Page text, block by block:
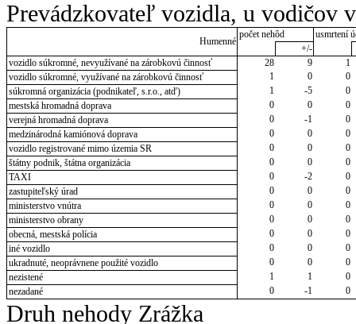
Prevádzkovateľ vozidla, u vodičov
Humenné
počet nehôd
usmrtení
+/-
vozidlo súkromné, nevyužívané na zárobkovú činnosť
28 9
1
vozidlo súkromné, využívané na zárobkovú činnosť
1 0
0
súkromná organizácia (podnikateľ, s.r.o., atď)
1 -5
0
mestská hromadná doprava
0 0
0
verejná hromadná doprava
0 -1
0
medzinárodná kamiónová doprava
0 0
0
vozidlo registrované mimo územia SR
0 0
0
štátny podnik, štátna organizácia
0 0
0
TAXI
0 -2
0
zastupiteľský úrad
0 0
0
ministerstvo vnútra
0 0
0
ministerstvo obrany
0 0
0
obecná, mestská polícia
0 0
0
iné vozidlo
0 0
0
ukradnuté, neoprávnene použité vozidlo
0 0
0
nezistené
1 1
0
nezadané
0 -1 0
Druh nehody Zrážka